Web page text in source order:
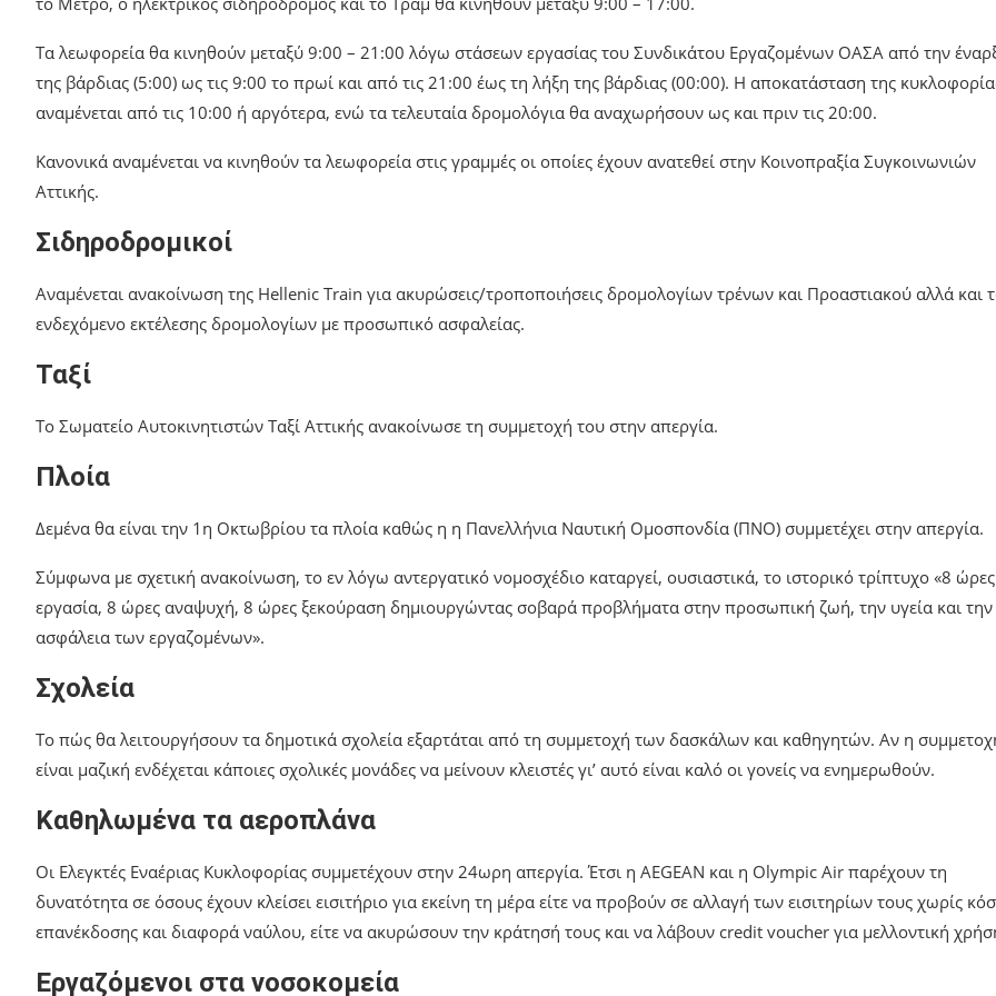
Τα λεωφορεία θα κινηθούν μεταξύ 9:00 – 21:00 λόγω στάσεων εργασίας του Συνδικάτου Εργαζομένων ΟΑΣΑ από την
της βάρδιας (5:00) ως τις 9:00 το πρωί και από τις 21:00 έως τη λήξη της βάρδιας (00:00). Η αποκατάσταση της
αναμένεται από τις 10:00 ή αργότερα, ενώ τα τελευταία δρομολόγια θα αναχωρήσουν ως και πριν τις 20:00.
Κανονικά αναμένεται να κινηθούν τα λεωφορεία στις γραμμές οι οποίες έχουν ανατεθεί στην Κοινοπραξία Συγκοινωνιών
Αττικής.
Σιδηροδρομικοί
Αναμένεται ανακοίνωση της Hellenic Train για ακυρώσεις/τροποποιήσεις δρομολογίων τρένων και Προαστιακού αλλά και
ενδεχόμενο εκτέλεσης δρομολογίων με προσωπικό ασφαλείας.
Ταξί
Το Σωματείο Αυτοκινητιστών Ταξί Αττικής ανακοίνωσε τη συμμετοχή του στην απεργία.
Πλοία
Δεμένα θα είναι την 1η Οκτωβρίου τα πλοία καθώς η η Πανελλήνια Ναυτική Ομοσπονδία (ΠΝΟ) συμμετέχει στην απεργία.
Σύμφωνα με σχετική ανακοίνωση, το εν λόγω αντεργατικό νομοσχέδιο καταργεί, ουσιαστικά, το ιστορικό τρίπτυχο «8 ώρες
εργασία, 8 ώρες αναψυχή, 8 ώρες ξεκούραση δημιουργώντας σοβαρά προβλήματα στην προσωπική ζωή, την υγεία και την
ασφάλεια των εργαζομένων».
Σχολεία
Το πώς θα λειτουργήσουν τα δημοτικά σχολεία εξαρτάται από τη συμμετοχή των δασκάλων και καθηγητών. Αν η
είναι μαζική ενδέχεται κάποιες σχολικές μονάδες να μείνουν κλειστές γι’ αυτό είναι καλό οι γονείς να ενημερωθούν.
Καθηλωμένα τα αεροπλάνα
Οι Ελεγκτές Εναέριας Κυκλοφορίας συμμετέχουν στην 24ωρη απεργία. Έτσι η AEGEAN και η Olympic Air παρέχουν τη
δυνατότητα σε όσους έχουν κλείσει εισιτήριο για εκείνη τη μέρα είτε να προβούν σε αλλαγή των εισιτηρίων τους χωρίς
επανέκδοσης και διαφορά ναύλου, είτε να ακυρώσουν την κράτησή τους και να λάβουν credit voucher για μελλοντική
Εργαζόμενοι στα νοσοκομεία